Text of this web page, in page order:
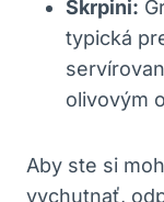
Škrpini:
typická
olivovým
Aby ste si
vychutnať,